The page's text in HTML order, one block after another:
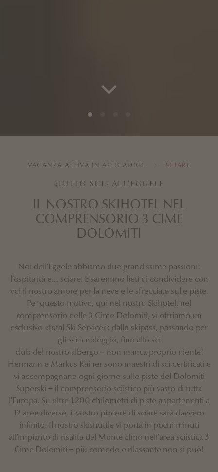
VACANZA ATTIVA IN ALTO ADIGE SCIARE
«TUTTO SCI» ALL’EGGELE
IL NOSTRO SKIHOTEL NEL
COMPRENSORIO 3 CIME
DOLOMITI
Noi dell’Eggele abbiamo due grandissime passioni:
l’ospitalità e… sciare. E saremmo lieti di condividere con
voi il nostro amore per la neve e le sfrecciate sulle piste.
Per questo motivo, qui nel nostro Skihotel, nel
comprensorio delle 3 Cime Dolomiti, vi offriamo un
esclusivo «total Ski Service»: dallo skipass, passando per
gli sci a noleggio, fino allo sci
club del nostro albergo – non manca proprio niente!
Hermann e Markus Rainer sono maestri di sci certificati e
vi accompagnano ogni giorno sulle piste del Dolomiti
Superski – il comprensorio sciistico più vasto di tutta
l’Europa. Su oltre 1.200 chilometri di piste appartenenti a
12 aree diverse, il vostro piacere di sciare sarà davvero
infinito. Il nostro skishuttle vi porta in pochi minuti
all’impianto di risalita del Monte Elmo nell’area sciistica 3
Cime Dolomiti – più comodo e rilassante non si può!